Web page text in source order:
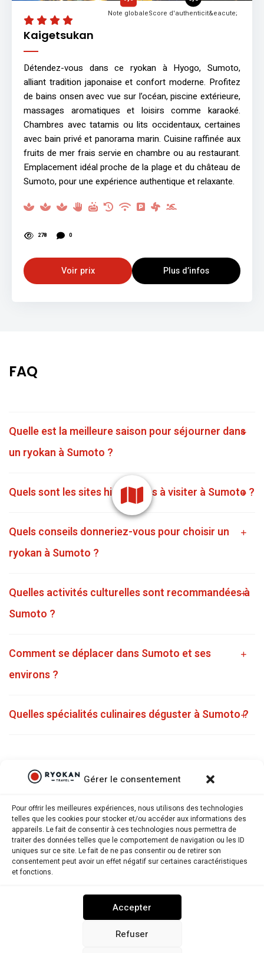
Gérer le consentement
Pour offrir les meilleures expériences, nous utilisons des technologies
telles que les cookies pour stocker et/ou accéder aux informations des
appareils. Le fait de consentir à ces technologies nous permettra de
traiter des données telles que le comportement de navigation ou les ID
uniques sur ce site. Le fait de ne pas consentir ou de retirer son
consentement peut avoir un effet négatif sur certaines caractéristiques
et fonctions.
Accepter
Refuser
Kaigetsukan
Note globaleScore d'authenticit&eacute;
Détendez-vous dans ce ryokan à Hyogo, Sumoto,
alliant tradition japonaise et confort moderne. Profitez
de bains onsen avec vue sur l’océan, piscine extérieure,
massages aromatiques et loisirs comme karaoké.
Chambres avec tatamis ou lits occidentaux, certaines
avec bain privé et panorama marin. Cuisine raffinée aux
fruits de mer frais servie en chambre ou au restaurant.
Emplacement idéal proche de la plage et du château de
Sumoto, pour une expérience authentique et relaxante.
278 0
Voir prix Plus d’infos
FAQ
Quelle est la meilleure saison pour séjourner dans
un ryokan à Sumoto ?
Quels sont les sites historiques à visiter à Sumoto ?
Quels conseils donneriez-vous pour choisir un
ryokan à Sumoto ?
Quelles activités culturelles sont recommandées à
Sumoto ?
Comment se déplacer dans Sumoto et ses
environs ?
Quelles spécialités culinaires déguster à Sumoto ?
Ryokantravel.fr © Copyright 2025. Tous droits réservés.
MENTIONS LÉGALES POLITIQUE DE CONFIDENTIALITÉ
POLITIQUE DE COOKIES (UE) NOUS CONTACTER